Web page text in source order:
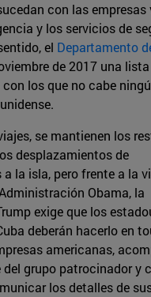
con las
y los servicios de
el Departamento
de 2017 una
los que no cabe
se mantienen los
desplazamientos de
la isla, pero frente a la
Obama, la
exige que los
deberán hacerlo en
americanas,
del grupo patrocinador y
los detalles de